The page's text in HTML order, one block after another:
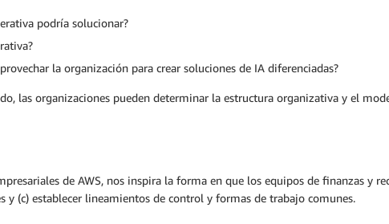
podría solucionar?
la organización para crear soluciones de IA diferenciadas?
las organizaciones pueden determinar la estructura organizativa y el
de AWS, nos inspira la forma en que los equipos de finanzas y
y (c) establecer lineamientos de control y formas de trabajo comunes.